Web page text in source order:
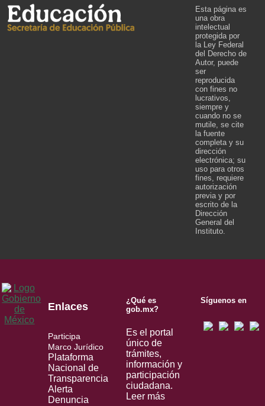
Esta página es
una obra
intelectual
protegida por
la Ley Federal
del Derecho de
Autor, puede
ser
reproducida
con fines no
lucrativos,
siempre y
cuando no se
mutile, se cite
la fuente
completa y su
dirección
electrónica; su
uso para otros
fines, requiere
autorización
previa y por
escrito de la
Dirección
General del
Instituto.
Enlaces
Participa
Marco Jurídico
Plataforma
Nacional de
Transparencia
Alerta
Denuncia
¿Qué es
gob.mx?
Es el portal
único de
trámites,
información y
participación
ciudadana.
Leer más
Síguenos en